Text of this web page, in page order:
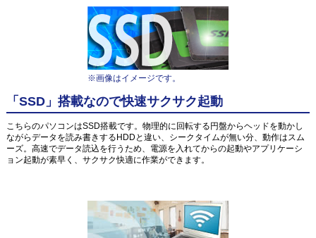
※画像はイメージです。
「SSD」搭載なので快速サクサク起動
こちらのパソコンはSSD搭載です。物理的に回転する円盤からヘッドを動かし
ながらデータを読み書きするHDDと違い、シークタイムが無い分、動作はスム
ーズ。高速でデータ読込を行うため、電源を入れてからの起動やアプリケーシ
ョン起動が素早く、サクサク快適に作業ができます。